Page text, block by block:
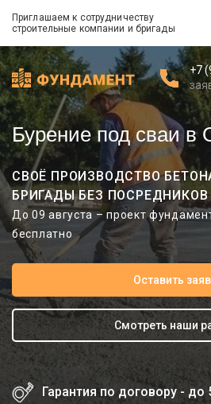
Приглашаем к сотрудничеству
строительные компании и бригады
+7
Бурение под сваи в
СВОЁ ПРОИЗВОДСТВО
БРИГАДЫ БЕЗ ПОСРЕДНИКОВ
До 09 августа – проект
бесплатно
Оставить
Смотреть наши
Гарантия по договору - до